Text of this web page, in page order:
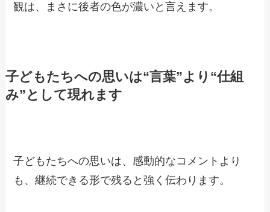
観は、まさに後者の色が濃いと言えます。
子どもたちへの思いは“言葉”より“仕組
み”として現れます
子どもたちへの思いは、感動的なコメントより
も、継続できる形で残ると強く伝わります。